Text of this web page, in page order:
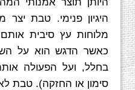
היגיון פנימי.‏ טבת יצר
מלוחות עץ סיבית
כאשר הדגש הוא על
בחלל, ועל הפעולה
סימון או החזקה). טבת